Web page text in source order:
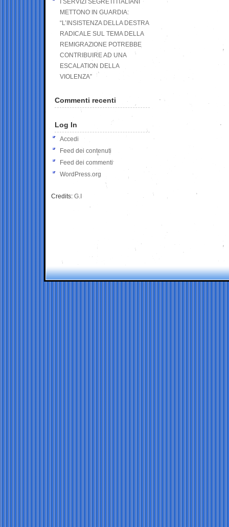
I SERVIZI SEGRETI ITALIANI
METTONO IN GUARDIA:
“L’INSISTENZA DELLA DESTRA
RADICALE SUL TEMA DELLA
REMIGRAZIONE POTREBBE
CONTRIBUIRE AD UNA
ESCALATION DELLA
VIOLENZA”
Commenti recenti
Log In
Accedi
Feed dei contenuti
Feed dei commenti
WordPress.org
Credits: G.I